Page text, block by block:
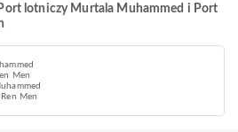
lotniczy Murtala Muhammed i Port
Men
Men